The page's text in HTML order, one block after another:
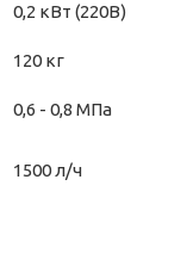
0,2 кВт (220В)
120 кг
0,6 - 0,8 МПа
1500 л/ч